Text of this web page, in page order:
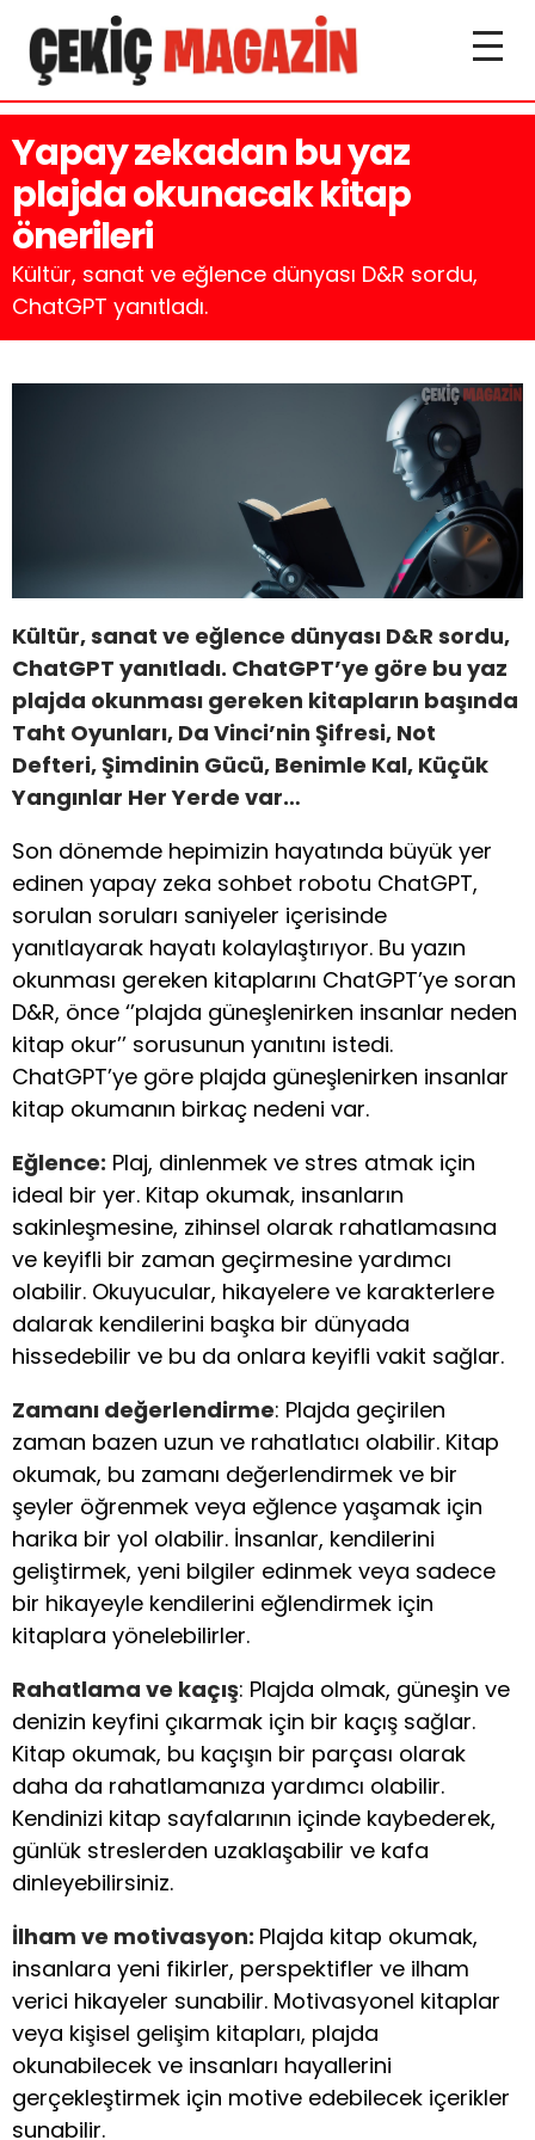
Yapay zekadan bu yaz
plajda okunacak kitap
önerileri
Kültür, sanat ve eğlence dünyası D&R sordu,
ChatGPT yanıtladı.
Kültür, sanat ve eğlence dünyası D&R sordu,
ChatGPT yanıtladı. ChatGPT’ye göre bu yaz
plajda okunması gereken kitapların başında
Taht Oyunları, Da Vinci’nin Şifresi, Not
Defteri, Şimdinin Gücü, Benimle Kal, Küçük
Yangınlar Her Yerde var…
Son dönemde hepimizin hayatında büyük yer
edinen yapay zeka sohbet robotu ChatGPT,
sorulan soruları saniyeler içerisinde
yanıtlayarak hayatı kolaylaştırıyor. Bu yazın
okunması gereken kitaplarını ChatGPT’ye soran
D&R, önce ‘’plajda güneşlenirken insanlar neden
kitap okur’’ sorusunun yanıtını istedi.
ChatGPT’ye göre plajda güneşlenirken insanlar
kitap okumanın birkaç nedeni var.
Eğlence: Plaj, dinlenmek ve stres atmak için
ideal bir yer. Kitap okumak, insanların
sakinleşmesine, zihinsel olarak rahatlamasına
ve keyifli bir zaman geçirmesine yardımcı
olabilir. Okuyucular, hikayelere ve karakterlere
dalarak kendilerini başka bir dünyada
hissedebilir ve bu da onlara keyifli vakit sağlar.
Zamanı değerlendirme: Plajda geçirilen
zaman bazen uzun ve rahatlatıcı olabilir. Kitap
okumak, bu zamanı değerlendirmek ve bir
şeyler öğrenmek veya eğlence yaşamak için
harika bir yol olabilir. İnsanlar, kendilerini
geliştirmek, yeni bilgiler edinmek veya sadece
bir hikayeyle kendilerini eğlendirmek için
kitaplara yönelebilirler.
Rahatlama ve kaçış: Plajda olmak, güneşin ve
denizin keyfini çıkarmak için bir kaçış sağlar.
Kitap okumak, bu kaçışın bir parçası olarak
daha da rahatlamanıza yardımcı olabilir.
Kendinizi kitap sayfalarının içinde kaybederek,
günlük streslerden uzaklaşabilir ve kafa
dinleyebilirsiniz.
İlham ve motivasyon: Plajda kitap okumak,
insanlara yeni fikirler, perspektifler ve ilham
verici hikayeler sunabilir. Motivasyonel kitaplar
veya kişisel gelişim kitapları, plajda
okunabilecek ve insanları hayallerini
gerçekleştirmek için motive edebilecek içerikler
sunabilir.